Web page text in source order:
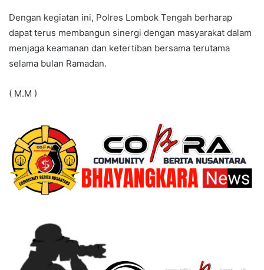
Dengan kegiatan ini, Polres Lombok Tengah berharap
dapat terus membangun sinergi dengan masyarakat dalam
menjaga keamanan dan ketertiban bersama terutama
selama bulan Ramadan.
( M.M )